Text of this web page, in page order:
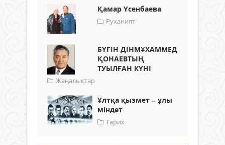
Қамар Үсенбаева
Руханият
БҮГІН ДІНМҰХАММЕД
ҚОНАЕВТЫҢ
ТУЫЛҒАН КҮНІ
Жаңалықтар
Ұлтқа қызмет – ұлы
міндет
Тарих